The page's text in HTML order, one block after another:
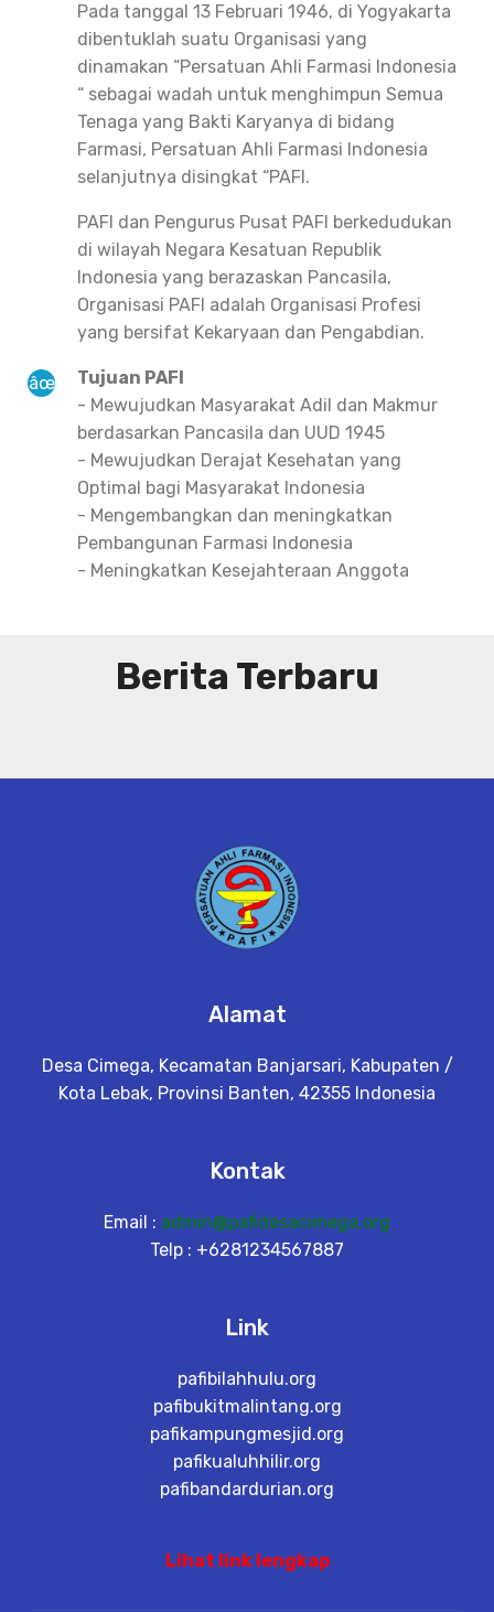
Pada tanggal 13 Februari 1946, di Yogyakarta
dibentuklah suatu Organisasi yang
dinamakan “Persatuan Ahli Farmasi Indonesia
“ sebagai wadah untuk menghimpun Semua
Tenaga yang Bakti Karyanya di bidang
Farmasi, Persatuan Ahli Farmasi Indonesia
selanjutnya disingkat “PAFI.
PAFI dan Pengurus Pusat PAFI berkedudukan
di wilayah Negara Kesatuan Republik
Indonesia yang berazaskan Pancasila,
Organisasi PAFI adalah Organisasi Profesi
yang bersifat Kekaryaan dan Pengabdian.
Tujuan PAFI
- Mewujudkan Masyarakat Adil dan Makmur
berdasarkan Pancasila dan UUD 1945
- Mewujudkan Derajat Kesehatan yang
Optimal bagi Masyarakat Indonesia
- Mengembangkan dan meningkatkan
Pembangunan Farmasi Indonesia
- Meningkatkan Kesejahteraan Anggota
Berita Terbaru
Alamat
Desa Cimega, Kecamatan Banjarsari, Kabupaten /
Kota Lebak, Provinsi Banten, 42355 Indonesia
Kontak
Email : admin@pafidesacimega.org
Telp : +6281234567887
Link
pafibilahhulu.org
pafibukitmalintang.org
pafikampungmesjid.org
pafikualuhhilir.org
pafibandardurian.org
Lihat link lengkap